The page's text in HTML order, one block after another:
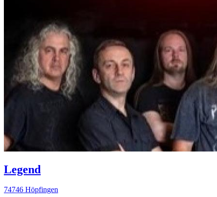
Legend
74746 Höpfingen